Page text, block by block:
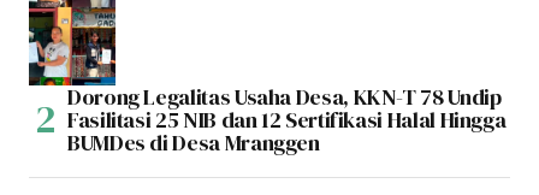
Dorong Legalitas Usaha Desa, KKN-T 78 Undip
Fasilitasi 25 NIB dan 12 Sertifikasi Halal Hingga
BUMDes di Desa Mranggen